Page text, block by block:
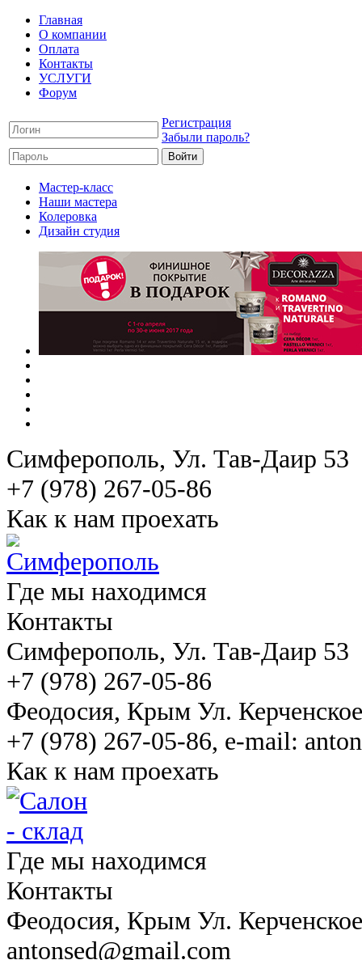
Главная
О компании
Оплата
Контакты
УСЛУГИ
Форум
Регистрация
Забыли пароль?
Мастер-класс
Наши мастера
Колеровка
Дизайн студия
Симферополь, Ул. Тав-Даир 53
+7 (978) 267-05-86
Как к нам проехать
Где мы находимся
Контакты
Симферополь, Ул. Тав-Даир 53
+7 (978) 267-05-86
Феодосия, Крым Ул.
+7 (978) 267-05-86, e-mail:
Как к нам проехать
Где мы находимся
Контакты
Феодосия, Крым Ул.
antonsed@gmail.com